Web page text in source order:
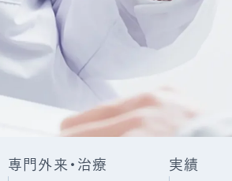
専門外来・治療 実績